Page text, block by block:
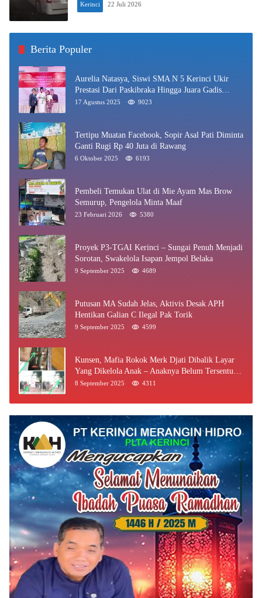
Kerinci 22 Juli 2026
Berita Populer
Aurelia Natasya, Siswi SMA N 5 Kerinci Ukir
Prestasi Dari Paskibraka Hingga Juara Gadis
Kerinci 2025
17 Agustus 2025 9023
Tertipu Muatan Facebook, Sopir Asal Pati Diminta
Ganti Rugi Rp 40 Juta di Rawang
6 Oktober 2025 6193
Pembeli Temukan Ulat di Mie Ayam Mas Brow
Semurup, Pengelola Minta Maaf
23 Februari 2026 5380
Proyek P3-TGAI Kerinci – Sungai Penuh Menjadi
Sorotan, Swakelola Isapan Jempol Belaka
9 September 2025 4689
Putusan MA Sudah Jelas, Aktivis Desak APH
Hentikan Galian C Ilegal Pak Torik
9 September 2025 4599
Kunsen, Mafia Rokok Merk Djati Dibalik Layar
Yang Dikelola Anak – Anaknya Belum Tersentuh
Bea Cukai Jambi
8 September 2025 4311